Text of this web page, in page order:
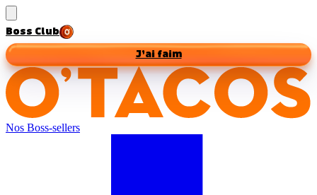
Boss Club
J’ai faim
Nos Boss-sellers